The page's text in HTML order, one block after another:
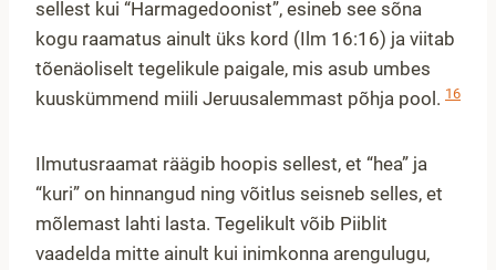
sellest kui “Harmagedoonist”, esineb see sõna
kogu raamatus ainult üks kord (Ilm 16:16) ja viitab
tõenäoliselt tegelikule paigale, mis asub umbes
kuuskümmend miili Jeruusalemmast põhja pool. 16
Ilmutusraamat räägib hoopis sellest, et “hea” ja
“kuri” on hinnangud ning võitlus seisneb selles, et
mõlemast lahti lasta. Tegelikult võib Piiblit
vaadelda mitte ainult kui inimkonna arengulugu,